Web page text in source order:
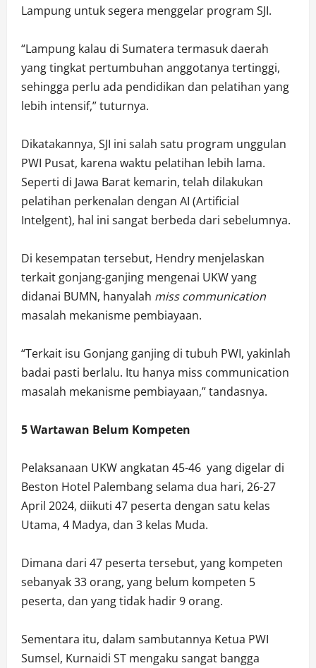
Lampung untuk segera menggelar program SJI.
“Lampung kalau di Sumatera termasuk daerah
yang tingkat pertumbuhan anggotanya tertinggi,
sehingga perlu ada pendidikan dan pelatihan yang
lebih intensif,” tuturnya.
Dikatakannya, SJI ini salah satu program unggulan
PWI Pusat, karena waktu pelatihan lebih lama.
Seperti di Jawa Barat kemarin, telah dilakukan
pelatihan perkenalan dengan AI (Artificial
Intelgent), hal ini sangat berbeda dari sebelumnya.
Di kesempatan tersebut, Hendry menjelaskan
terkait gonjang-ganjing mengenai UKW yang
didanai BUMN, hanyalah miss communication
masalah mekanisme pembiayaan.
“Terkait isu Gonjang ganjing di tubuh PWI, yakinlah
badai pasti berlalu. Itu hanya miss communication
masalah mekanisme pembiayaan,” tandasnya.
5 Wartawan Belum Kompeten
Pelaksanaan UKW angkatan 45-46 yang digelar di
Beston Hotel Palembang selama dua hari, 26-27
April 2024, diikuti 47 peserta dengan satu kelas
Utama, 4 Madya, dan 3 kelas Muda.
Dimana dari 47 peserta tersebut, yang kompeten
sebanyak 33 orang, yang belum kompeten 5
peserta, dan yang tidak hadir 9 orang.
Sementara itu, dalam sambutannya Ketua PWI
Sumsel, Kurnaidi ST mengaku sangat bangga